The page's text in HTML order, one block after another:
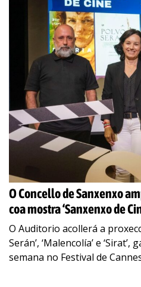
O Concello de Sanxenxo
coa mostra ‘Sanxenxo de
O Auditorio acollerá a
Serán’, ‘Malencolía’ e
semana no Festival de